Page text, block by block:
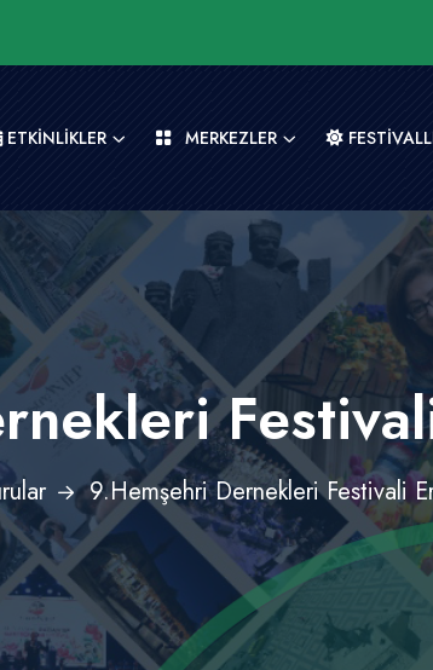
ETKİNLİKLER MERKEZLER
9.Hemşehri Dernekleri Festivali